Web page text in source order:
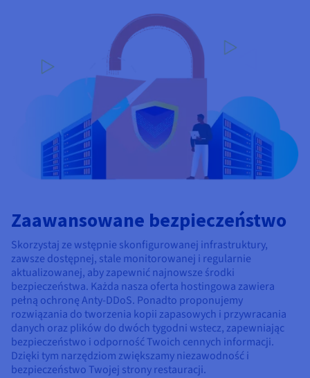
Zaawansowane bezpieczeństwo
Skorzystaj ze wstępnie skonfigurowanej infrastruktury,
zawsze dostępnej, stale monitorowanej i regularnie
aktualizowanej, aby zapewnić najnowsze środki
bezpieczeństwa. Każda nasza oferta hostingowa zawiera
pełną ochronę Anty-DDoS. Ponadto proponujemy
rozwiązania do tworzenia kopii zapasowych i przywracania
danych oraz plików do dwóch tygodni wstecz, zapewniając
bezpieczeństwo i odporność Twoich cennych informacji.
Dzięki tym narzędziom zwiększamy niezawodność i
bezpieczeństwo Twojej strony restauracji.